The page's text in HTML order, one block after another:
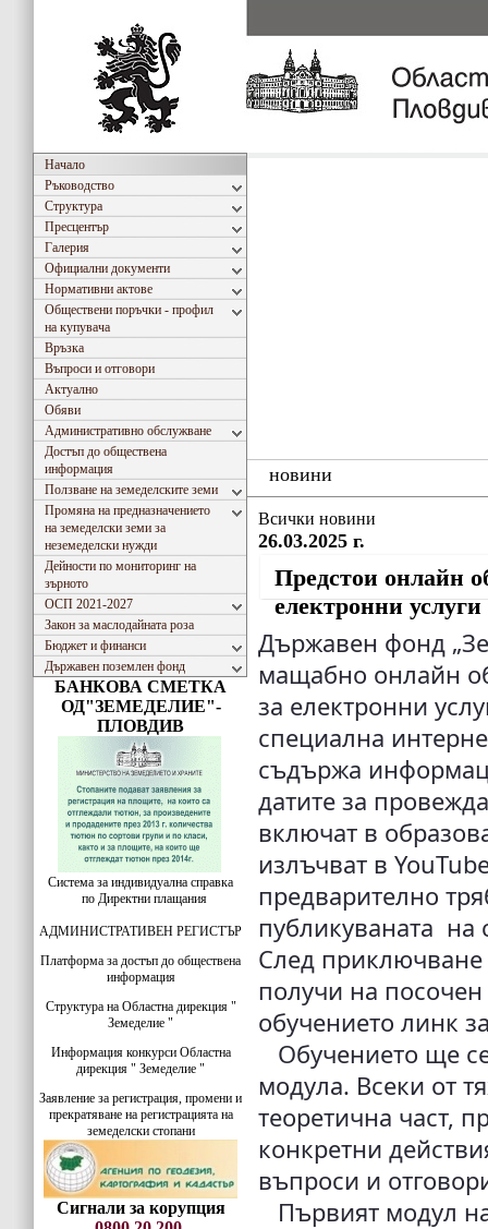
Начало
Ръководство
Структура
Пресцентър
Галерия
Официални документи
Нормативни актове
Обществени поръчки - профил
на купувача
Връзка
Въпроси и отговори
Актуално
Обяви
Административно обслужване
Достъп до обществена
информация
Ползване на земеделските земи
Промяна на предназначението
на земеделски земи за
неземеделски нужди
Дейности по мониторинг на
зърното
ОСП 2021-2027
Закон за маслодайната роза
Бюджет и финанси
Държавен поземлен фонд
БАНКОВА СМЕТКА
ОД"ЗЕМЕДЕЛИЕ"-
ПЛОВДИВ
Система за индивидуална справка
по Директни плащания
АДМИНИСТРАТИВЕН РЕГИСТЪР
Платформа за достъп до обществена
информация
Структура на Областна дирекция "
Земеделие "
Информация конкурси Областна
дирекция " Земеделие "
Заявление за регистрация, промени и
прекратяване на регистрацията на
земеделски стопани
Сигнали за корупция
новини
Всички новини
26.03.2025 г.
Предстои онлайн
електронни
Държавен фонд
мащабно онлайн
за електронни
специална
съдържа
датите за
включат в
излъчват в
предварително
публикуваната на
След приключване
получи на
обучението линк
Обучението ще
модула. Всеки от
теоретична част,
конкретни
въпроси и
Първият модул